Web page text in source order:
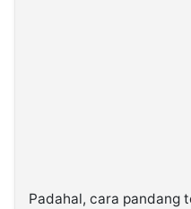
Padahal, cara pandang